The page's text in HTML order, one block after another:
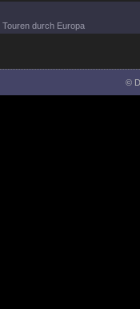
Touren durch Europa
©